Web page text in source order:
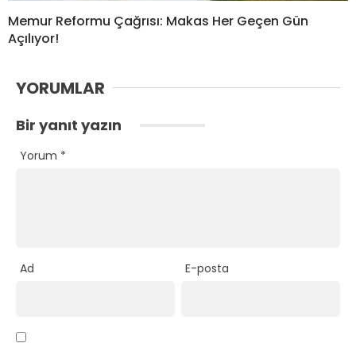
Memur Reformu Çağrısı: Makas Her Geçen Gün
Açılıyor!
YORUMLAR
Bir yanıt yazın
Yorum *
Ad E-posta